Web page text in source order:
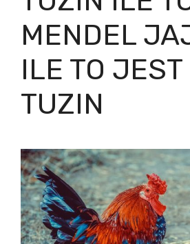
MENDEL
ILE TO JEST
TUZIN